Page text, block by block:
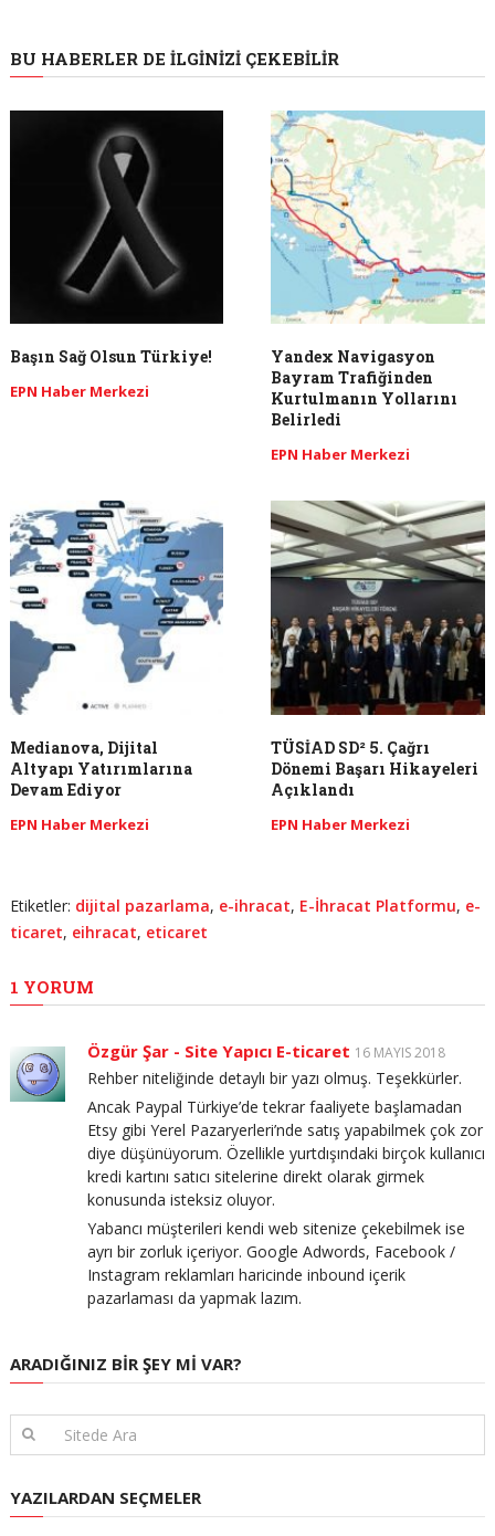
BU HABERLER DE İLGINIZI ÇEKEBILIR
Başın Sağ Olsun Türkiye!
EPN Haber Merkezi
Yandex Navigasyon
Bayram Trafiğinden
Kurtulmanın Yollarını
Belirledi
EPN Haber Merkezi
Medianova, Dijital
Altyapı Yatırımlarına
Devam Ediyor
EPN Haber Merkezi
TÜSİAD SD² 5. Çağrı
Dönemi Başarı Hikayeleri
Açıklandı
EPN Haber Merkezi
Etiketler: dijital pazarlama, e-ihracat, E-İhracat Platformu, e-
ticaret, eihracat, eticaret
1 YORUM
Özgür Şar - Site Yapıcı E-ticaret 16 MAYIS 2018
Rehber niteliğinde detaylı bir yazı olmuş. Teşekkürler.
Ancak Paypal Türkiye’de tekrar faaliyete başlamadan
Etsy gibi Yerel Pazaryerleri’nde satış yapabilmek çok zor
diye düşünüyorum. Özellikle yurtdışındaki birçok kullanıcı
kredi kartını satıcı sitelerine direkt olarak girmek
konusunda isteksiz oluyor.
Yabancı müşterileri kendi web sitenize çekebilmek ise
ayrı bir zorluk içeriyor. Google Adwords, Facebook /
Instagram reklamları haricinde inbound içerik
pazarlaması da yapmak lazım.
ARADIĞINIZ BIR ŞEY MI VAR?
YAZILARDAN SEÇMELER